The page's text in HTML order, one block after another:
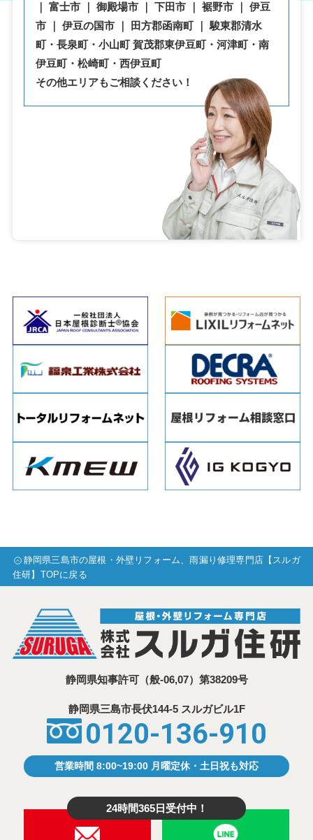
｜ 富士市 ｜ 御殿場市 ｜ 下田市 ｜ 裾野市 ｜ 伊豆
市 ｜ 伊豆の国市 ｜ 田方郡函南町 ｜ 駿東郡清水
町・⾧泉町・小山町 賀茂郡東伊豆町・河津町・南
伊豆町・松崎町・西伊豆町
その他エリアもご相談ください！
静岡県三島市の屋根・外壁リフォーム、雨漏り修理専門店【スルガ
住研】TOPに戻る
静岡県知事許可（般-06,07）第38209号
静岡県三島市⾧伏144-5 スルガビル1F
0120-136-910
営業時間 8:00~19:00 月曜定休・土日祝も対応
24時間365日受付中！